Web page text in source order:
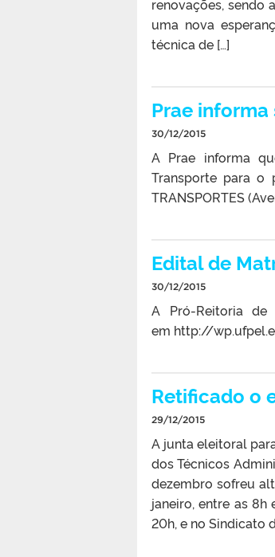
renovações, sendo
uma nova
técnica de […]
Prae
30/12/2015
A Prae informa
Transporte para o
TRANSPORTES
Edital de
30/12/2015
A Pró-Reitoria
em http://
Retificado o
29/12/2015
A junta eleitoral
dos Técnicos
dezembro sofreu
janeiro, entre as
20h, e no Sindicato